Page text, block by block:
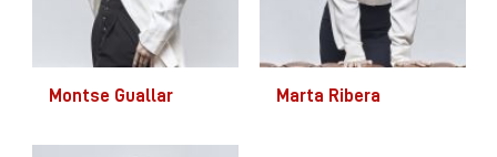
Montse Guallar Marta Ribera